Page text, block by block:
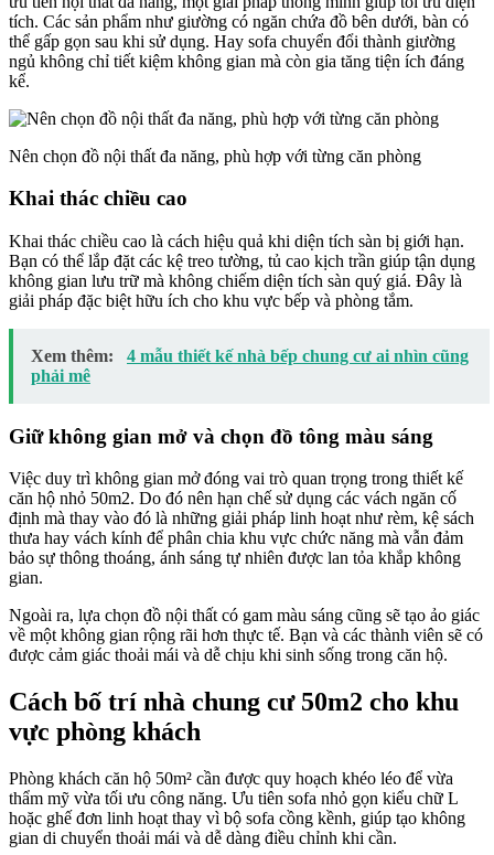
tích. Các sản phẩm như giường có ngăn chứa đồ bên dưới, bàn có
thể gấp gọn sau khi sử dụng. Hay sofa chuyển đổi thành giường
ngủ không chỉ tiết kiệm không gian mà còn gia tăng tiện ích đáng
kể.
Nên chọn đồ nội thất đa năng, phù hợp với từng căn phòng
Khai thác chiều cao
Khai thác chiều cao là cách hiệu quả khi diện tích sàn bị giới hạn.
Bạn có thể lắp đặt các kệ treo tường, tủ cao kịch trần giúp tận dụng
không gian lưu trữ mà không chiếm diện tích sàn quý giá. Đây là
giải pháp đặc biệt hữu ích cho khu vực bếp và phòng tắm.
Xem thêm:
4 mẫu thiết kế nhà bếp chung cư ai nhìn cũng
phải mê
Giữ không gian mở và chọn đồ tông màu sáng
Việc duy trì không gian mở đóng vai trò quan trọng trong thiết kế
căn hộ nhỏ 50m2. Do đó nên hạn chế sử dụng các vách ngăn cố
định mà thay vào đó là những giải pháp linh hoạt như rèm, kệ sách
thưa hay vách kính để phân chia khu vực chức năng mà vẫn đảm
bảo sự thông thoáng, ánh sáng tự nhiên được lan tỏa khắp không
gian.
Ngoài ra, lựa chọn đồ nội thất có gam màu sáng cũng sẽ tạo ảo giác
về một không gian rộng rãi hơn thực tế. Bạn và các thành viên sẽ có
được cảm giác thoải mái và dễ chịu khi sinh sống trong căn hộ.
Cách bố trí nhà chung cư 50m2 cho khu
vực phòng khách
Phòng khách căn hộ 50m² cần được quy hoạch khéo léo để vừa
thẩm mỹ vừa tối ưu công năng. Ưu tiên sofa nhỏ gọn kiểu chữ L
hoặc ghế đơn linh hoạt thay vì bộ sofa cồng kềnh, giúp tạo không
gian di chuyển thoải mái và dễ dàng điều chỉnh khi cần.